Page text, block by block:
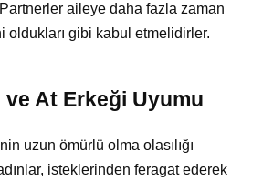
aileye daha fazla zaman
oldukları gibi kabul etmelidirler.
ve At Erkeği Uyumu
uzun ömürlü olma olasılığı
isteklerinden feragat ederek